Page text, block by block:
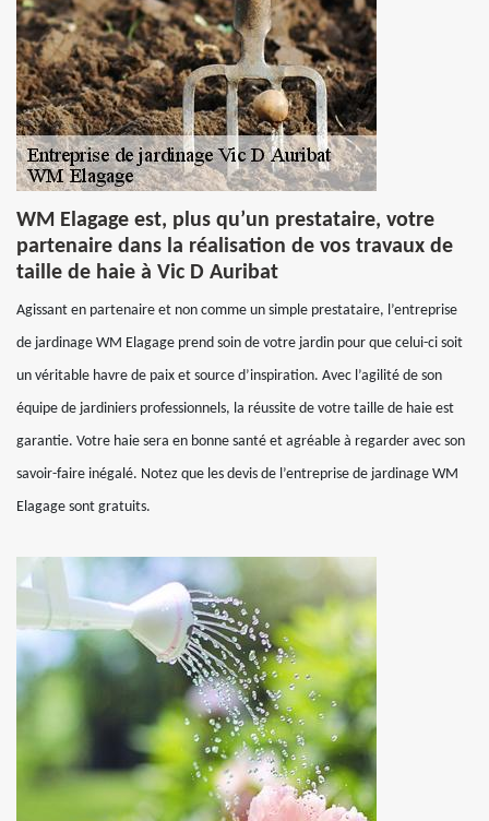
WM Elagage est, plus qu’un prestataire, votre
partenaire dans la réalisation de vos travaux de
taille de haie à Vic D Auribat
Agissant en partenaire et non comme un simple prestataire, l’entreprise
de jardinage WM Elagage prend soin de votre jardin pour que celui-ci soit
un véritable havre de paix et source d’inspiration. Avec l’agilité de son
équipe de jardiniers professionnels, la réussite de votre taille de haie est
garantie. Votre haie sera en bonne santé et agréable à regarder avec son
savoir-faire inégalé. Notez que les devis de l’entreprise de jardinage WM
Elagage sont gratuits.